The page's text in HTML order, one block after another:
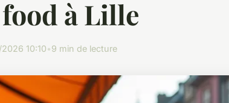
à Lille
2026 10:10•9 min de lecture